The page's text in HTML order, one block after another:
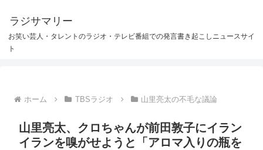
ラジサマリー
お笑い芸人・タレントのラジオ・テレビ番組での発言書き起こしニュースサイ
ト
ホーム TBSラジオ 山里亮太の不毛な議論
山里亮太、クロちゃんが前田敦子にイラン
イランを嗅がせようと「アロマ入りの瓶を